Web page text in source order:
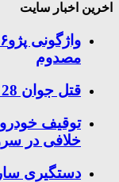
اخرین اخبار سایت
مصدوم
قتل جوان 28 ساله توسط قاتل 15 ساله در کازرون
خلافی در
دستگیری